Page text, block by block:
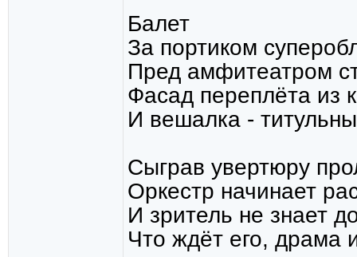
Балет
За портиком
Пред амфитеатром
Фасад переплёта из
И вешалка -
Сыграв увертюру
Оркестр начинает
И зритель не знает
Что ждёт его, драма